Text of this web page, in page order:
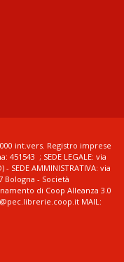
int.vers. Registro imprese
451543 ; SEDE LEGALE: via
SEDE AMMINISTRATIVA: via
Bologna - Società
di Coop Alleanza 3.0
MAIL: